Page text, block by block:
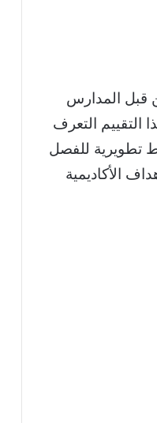
من قبل المدارس
التقييم التعرف
تطويرية للفصل
الأكاديمية